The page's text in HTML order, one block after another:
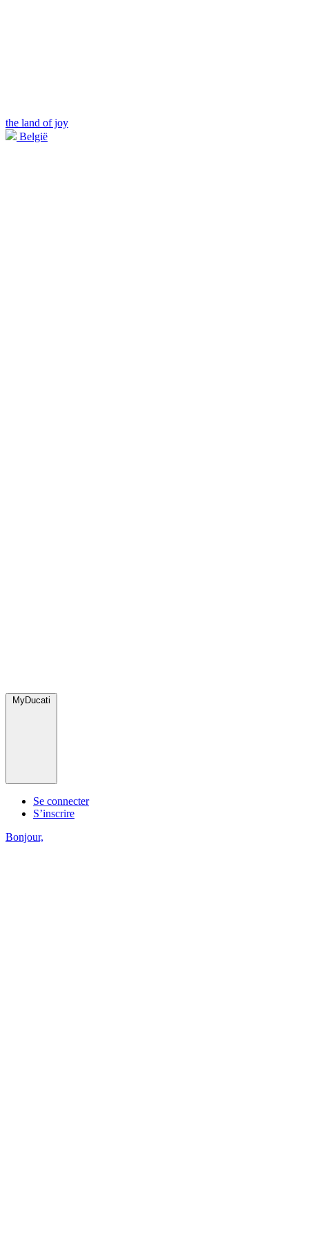
the land of joy
België
MyDucati
Se connecter
S’inscrire
Bonjour,